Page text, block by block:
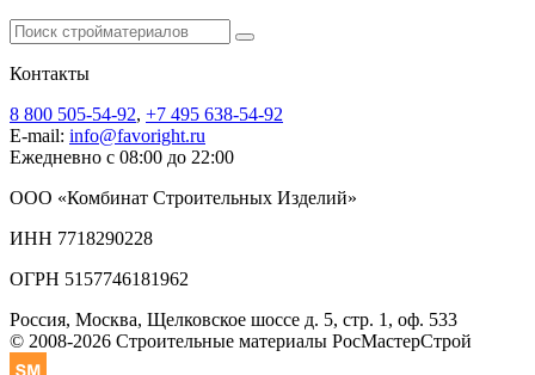
Контакты
8 800 505-54-92, +7 495 638-54-92
E-mail: info@favoright.ru
Ежедневно с 08:00 до 22:00
ООО «Комбинат Строительных Изделий»
ИНН 7718290228
ОГРН 5157746181962
Россия, Москва, Щелковское шоссе д. 5, стр. 1, оф. 533
© 2008-2026 Строительные материалы РосМастерСтрой